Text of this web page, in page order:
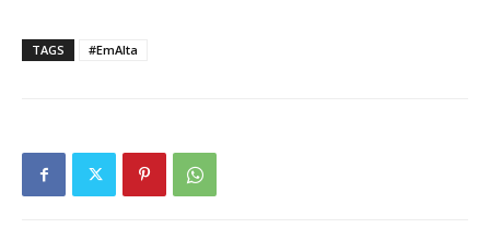
TAGS #EmAlta